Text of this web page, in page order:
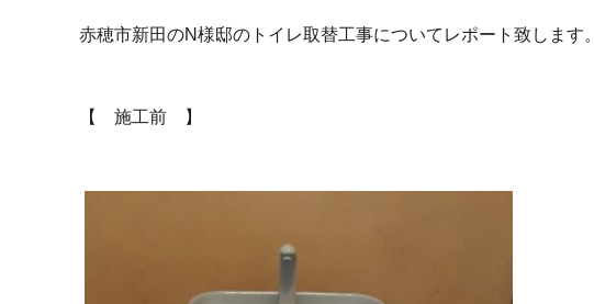
赤穂市新田のN様邸のトイレ取替工事についてレポート致します。
【 施工前 】